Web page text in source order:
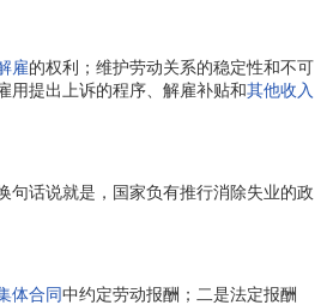
雇的权利；维护劳动关系的稳定性和不可
用提出上诉的程序、解雇补贴和其他收入
话说就是，国家负有推行消除失业的政
体合同中约定劳动报酬；二是法定报酬